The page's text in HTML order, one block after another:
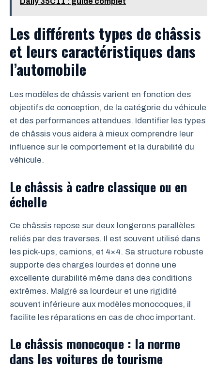
Les différents types de châssis
et leurs caractéristiques dans
l’automobile
Les modèles de châssis varient en fonction des
objectifs de conception, de la catégorie du véhicule
et des performances attendues. Identifier les types
de châssis vous aidera à mieux comprendre leur
influence sur le comportement et la durabilité du
véhicule.
Le châssis à cadre classique ou en
échelle
Ce châssis repose sur deux longerons parallèles
reliés par des traverses. Il est souvent utilisé dans
les pick-ups, camions, et 4×4. Sa structure robuste
supporte des charges lourdes et donne une
excellente durabilité même dans des conditions
extrêmes. Malgré sa lourdeur et une rigidité
souvent inférieure aux modèles monocoques, il
facilite les réparations en cas de choc important.
Le châssis monocoque : la norme
dans les voitures de tourisme